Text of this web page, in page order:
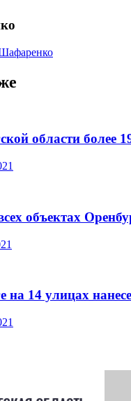
области более
объектах
на 14 улицах